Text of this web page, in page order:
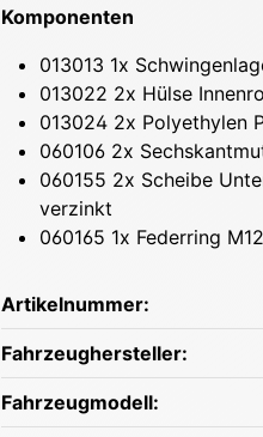
Komponenten
013013 1x
013022 2x Hülse
013024 2x Polyethylen
060106 2x
060155 2x Scheibe
verzinkt
060165 1x Federring
Artikelnummer:
Fahrzeughersteller:
Fahrzeugmodell: